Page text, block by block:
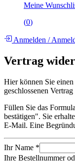
Meine
(0)
Anmelden /
Vertrag
Hier können Sie
geschlossenen
Füllen Sie das
bestätigen". Sie
E-Mail. Eine
Ihr Name *
Ihre Bestellnummer